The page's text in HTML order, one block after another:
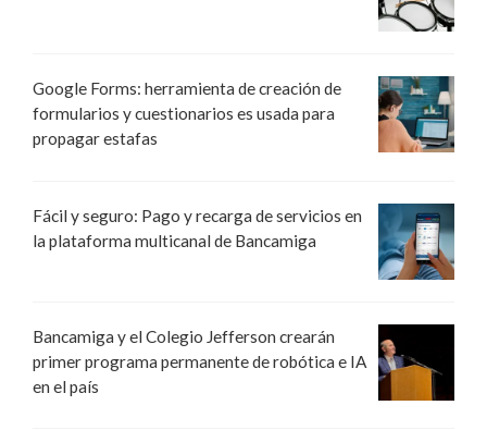
Google Forms: herramienta de creación de
formularios y cuestionarios es usada para
propagar estafas
Fácil y seguro: Pago y recarga de servicios en
la plataforma multicanal de Bancamiga
Bancamiga y el Colegio Jefferson crearán
primer programa permanente de robótica e IA
en el país